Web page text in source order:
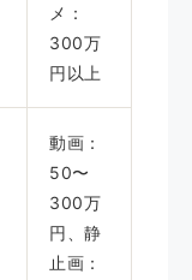
メ：
300万
円以上
動画：
50〜
300万
円、静
止画：